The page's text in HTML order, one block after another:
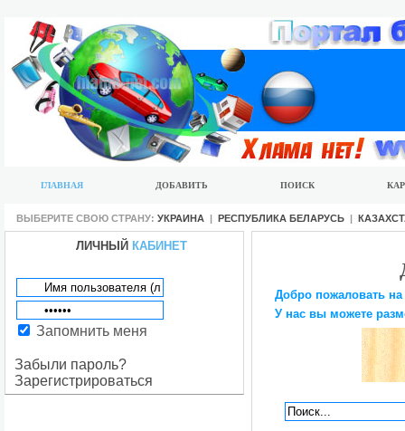
ГЛАВНАЯ ДОБАВИТЬ ПОИСК
ВЫБЕРИТЕ СВОЮ СТРАНУ: УКРАИНА | РЕСПУБЛИКА БЕЛАРУСЬ |
ЛИЧНЫЙ КАБИНЕТ
Запомнить меня
Забыли пароль?
Зарегистрироваться
Добро пожаловать
У нас вы можете